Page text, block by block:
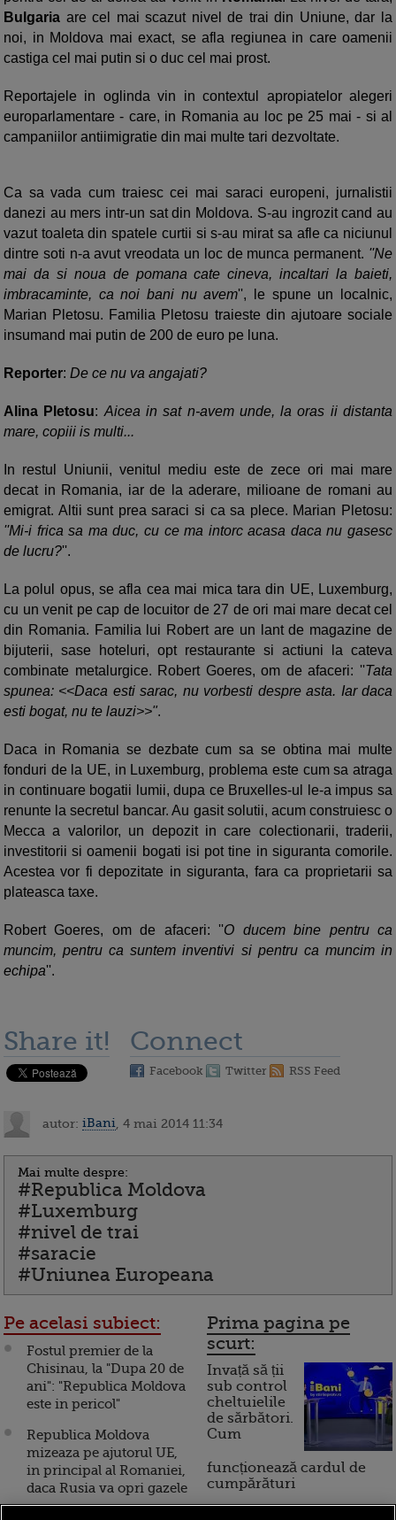
Bulgaria are cel mai scazut nivel de trai din Uniune, dar la
noi, in Moldova mai exact, se afla regiunea in care oamenii
castiga cel mai putin si o duc cel mai prost.
Reportajele in oglinda vin in contextul apropiatelor alegeri
europarlamentare - care, in Romania au loc pe 25 mai - si al
campaniilor antiimigratie din mai multe tari dezvoltate.
Ca sa vada cum traiesc cei mai saraci europeni, jurnalistii
danezi au mers intr-un sat din Moldova. S-au ingrozit cand au
vazut toaleta din spatele curtii si s-au mirat sa afle ca niciunul
dintre soti n-a avut vreodata un loc de munca permanent. ''Ne
mai da si noua de pomana cate cineva, incaltari la baieti,
imbracaminte, ca noi bani nu avem'', le spune un localnic,
Marian Pletosu. Familia Pletosu traieste din ajutoare sociale
insumand mai putin de 200 de euro pe luna.
Reporter: De ce nu va angajati?
Alina Pletosu: Aicea in sat n-avem unde, la oras ii distanta
mare, copiii is multi...
In restul Uniunii, venitul mediu este de zece ori mai mare
decat in Romania, iar de la aderare, milioane de romani au
emigrat. Altii sunt prea saraci si ca sa plece. Marian Pletosu:
''Mi-i frica sa ma duc, cu ce ma intorc acasa daca nu gasesc
de lucru?''.
La polul opus, se afla cea mai mica tara din UE, Luxemburg,
cu un venit pe cap de locuitor de 27 de ori mai mare decat cel
din Romania. Familia lui Robert are un lant de magazine de
bijuterii, sase hoteluri, opt restaurante si actiuni la cateva
combinate metalurgice. Robert Goeres, om de afaceri: ''Tata
spunea: <<Daca esti sarac, nu vorbesti despre asta. Iar daca
esti bogat, nu te lauzi>>".
Daca in Romania se dezbate cum sa se obtina mai multe
fonduri de la UE, in Luxemburg, problema este cum sa atraga
in continuare bogatii lumii, dupa ce Bruxelles-ul le-a impus sa
renunte la secretul bancar. Au gasit solutii, acum construiesc o
Mecca a valorilor, un depozit in care colectionarii, traderii,
investitorii si oamenii bogati isi pot tine in siguranta comorile.
Acestea vor fi depozitate in siguranta, fara ca proprietarii sa
plateasca taxe.
Robert Goeres, om de afaceri: ''O ducem bine pentru ca
muncim, pentru ca suntem inventivi si pentru ca muncim in
echipa''.
Share it! Connect
Facebook Twitter RSS Feed
autor: iBani , 4 mai 2014 11:34
Mai multe despre:
#Republica Moldova
#Luxemburg
#nivel de trai
#saracie
#Uniunea Europeana
Pe acelasi subiect:
Fostul premier de la
Chisinau, la "Dupa 20 de
ani": "Republica Moldova
este in pericol"
Republica Moldova
mizeaza pe ajutorul UE,
in principal al Romaniei,
daca Rusia va opri gazele
Prima pagina pe
scurt:
Invață să ții
sub control
cheltuielile
de sărbători.
Cum
funcționează cardul de
cumpărături